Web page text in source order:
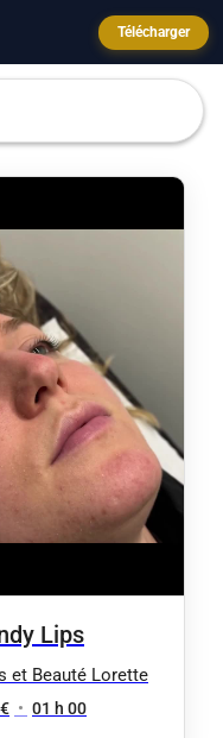
Télécharger
Lips
et Beauté Lorette
• 01 h 00